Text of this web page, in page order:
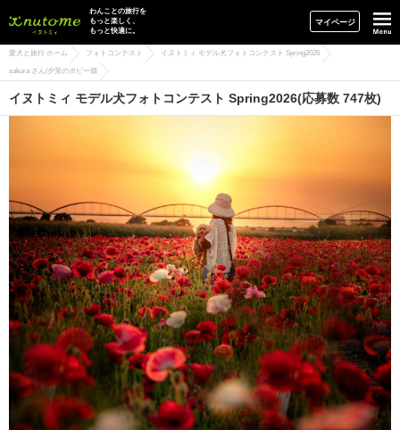
イヌトミィ
わんことの旅行を
もっと楽しく、
もっと快適に。
マイページ
愛犬と旅行 ホーム フォトコンテスト イヌトミィ モデル犬フォトコンテスト Spring2026
sakura さん/夕景のポピー畑
イヌトミィ モデル犬フォトコンテスト Spring2026(応募数 747枚)